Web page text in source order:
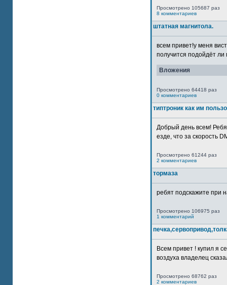
Просмотрено 105687 раз
8 комментариев
штатная магнитола.
всем привет!у меня
получится подойдёт ли
Вложения
Просмотрено 64418 раз
0 комментариев
типтроник как им
Добрый день всем!
езде, что за скорость
Просмотрено 61244 раз
2 комментариев
тормаза
ребят подскажите при
Просмотрено 106975 раз
1 комментарий
Всем привет ! купил я
воздуха владелец
Просмотрено 68762 раз
2 комментариев